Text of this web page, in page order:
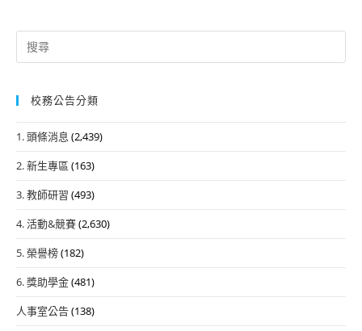
Search
for:
校務公告分類
1. 頭條消息 (2,439)
2. 新生專區 (163)
3. 教師研習 (493)
4. 活動&競賽(2,630)
5. 榮譽榜(182)
6. 獎助學金(481)
人事室公告(138)